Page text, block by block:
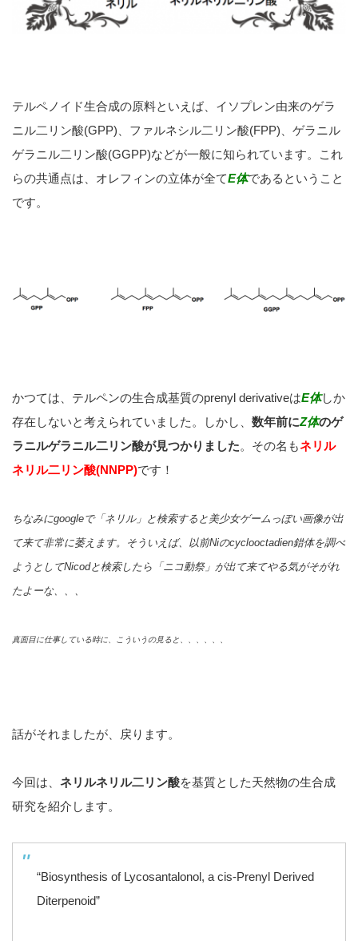
テルペノイド生合成の原料といえば、イソプレン由来のゲラ
ニル二リン酸(GPP)、ファルネシル二リン酸(FPP)、ゲラニル
ゲラニル二リン酸(GGPP)などが一般に知られています。これ
らの共通点は、オレフィンの立体が全てE体であるということ
です。
かつては、テルペンの生合成基質のprenyl derivativeはE体しか
存在しないと考えられていました。しかし、 数年前にZ体のゲ
ラニルゲラニル二リン酸が見つかりました。その名もネリル
ネリル二リン酸(NNPP)です！
ちなみにgoogleで「ネリル」と検索すると美少女ゲームっぽい画像が出
て来て非常に萎えます。そういえば、以前Niのcyclooctadien錯体を調べ
ようとしてNicodと検索したら「ニコ動祭」が出て来てやる気がそがれ
たよーな、、、
真面目に仕事している時に、こういうの見ると、、、、、、
話がそれましたが、戻ります。
今回は、 ネリルネリル二リン酸を基質とした天然物の生合成
研究を紹介します。
“Biosynthesis of Lycosantalonol, a cis-Prenyl Derived
Diterpenoid”